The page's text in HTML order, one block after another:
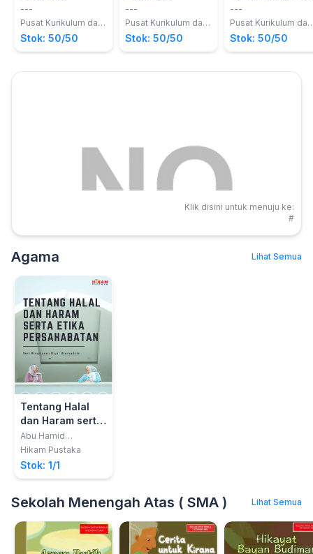
Indonesia Guru
2017
---
Pusat Kurikulum dan
Perbukuan,
Balitbang,
Kemdikbud
Stok: 50/50
Indonesia Siswa
2017
---
Pusat Kurikulum dan
Perbukuan,
Balitbang,
Kemdikbud
Stok: 50/50
Guru 2017
---
Pusat Kurikulum dan
Perbukuan,
Balitbang,
Kemdikbud
Stok: 50/50
Klik disini untuk menuju ke:
#
Agama Lihat Semua
Tentang Halal
dan Haram serta
Etika
Persahabatan:
Seri Ringkasan
Ihya' Ulumuddin
Abu Hamid
Muhammad bin
Ghazali
Hikam Pustaka
Stok: 1/1
Sekolah Menengah Atas ( SMA ) Lihat Semua